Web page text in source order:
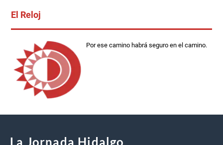
El Reloj
Por ese camino habrá seguro en el camino.
La Jornada Hidalgo